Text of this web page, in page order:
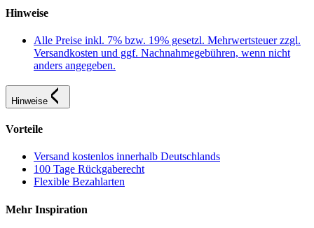
Hinweise
Alle Preise inkl. 7% bzw. 19% gesetzl. Mehrwertsteuer zzgl.
Versandkosten und ggf. Nachnahmegebühren, wenn nicht
anders angegeben.
Hinweise
Vorteile
Versand kostenlos innerhalb Deutschlands
100 Tage Rückgaberecht
Flexible Bezahlarten
Mehr Inspiration